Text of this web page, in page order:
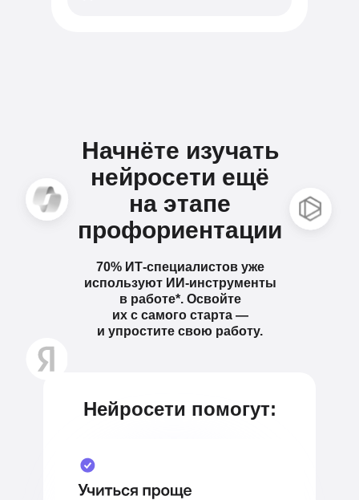
70% ИТ-специалистов уже
используют ИИ-инструменты
в работе*. Освойте
их с самого старта —
и упростите свою работу.
Нейросети помогут:
Начнёте изучать
нейросети ещё
на этапе
профориентации
*